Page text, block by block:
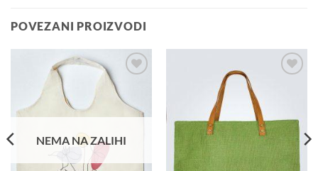
POVEZANI PROIZVODI
Dodaj u
košaricu
NEMA NA ZALIHI